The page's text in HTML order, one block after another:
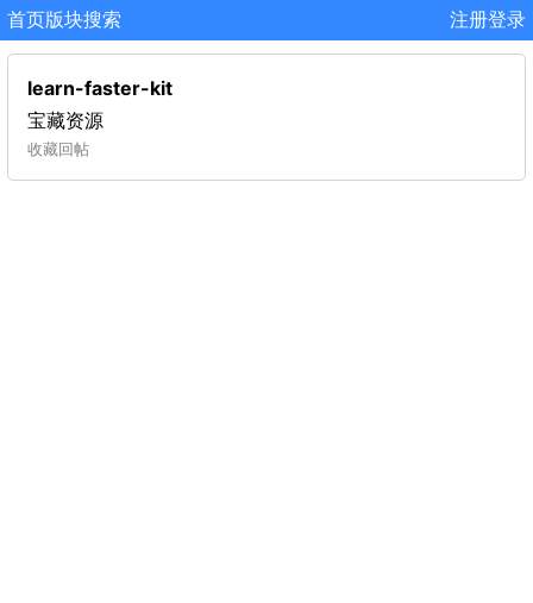
首页版块搜索 注册登录
learn-faster-kit
宝藏资源
收藏回帖